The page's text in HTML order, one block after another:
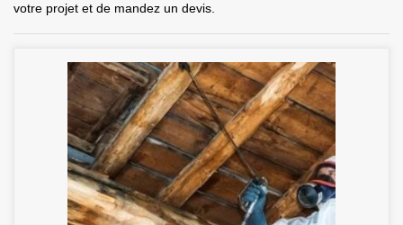
votre projet et de mandez un devis.